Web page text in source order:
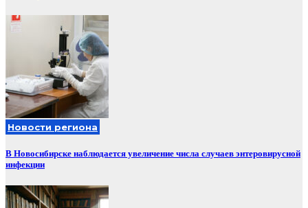
Новости региона
В Новосибирске наблюдается увеличение числа случаев энтеровирусной
инфекции